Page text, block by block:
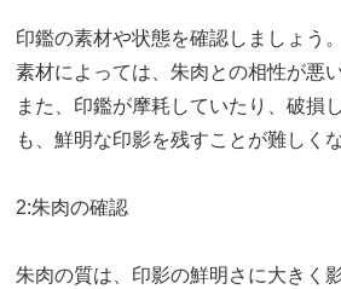
印鑑の素材や状態を確認しましょう。
素材によっては、朱肉との相性が悪
また、印鑑が摩耗していたり、破損
も、鮮明な印影を残すことが難しく
2:朱肉の確認
朱肉の質は、印影の鮮明さに大きく